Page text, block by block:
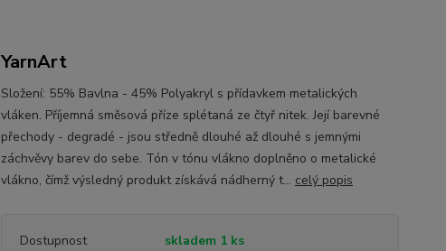
YarnArt
Složení: 55% Bavlna - 45% Polyakryl s přídavkem metalických
vláken. Příjemná směsová příze splétaná ze čtyř nitek. Její barevné
přechody - degradé - jsou středně dlouhé až dlouhé s jemnými
záchvěvy barev do sebe. Tón v tónu vlákno doplněno o metalické
vlákno, čímž výsledný produkt získává nádherný t... celý popis
Dostupnost skladem 1 ks